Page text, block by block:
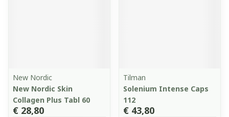
New Nordic
New Nordic Skin
Collagen Plus Tabl 60
€ 28,80
Tilman
Solenium Intense Caps
112
€ 43,80